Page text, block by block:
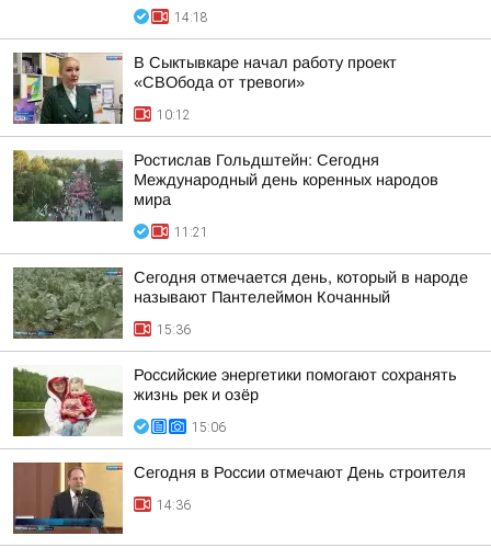
14:18
В Сыктывкаре начал работу проект
«СВОбода от тревоги»
10:12
Ростислав Гольдштейн: Сегодня
Международный день коренных народов
мира
11:21
Сегодня отмечается день, который в народе
называют Пантелеймон Кочанный
15:36
Российские энергетики помогают сохранять
жизнь рек и озёр
15:06
Сегодня в России отмечают День строителя
14:36